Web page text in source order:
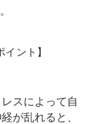
ント】
レスによって自
が乱れると、